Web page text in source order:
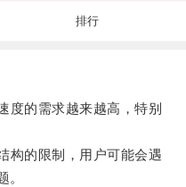
排行
的需求越来越高，特别
的限制，用户可能会遇
。